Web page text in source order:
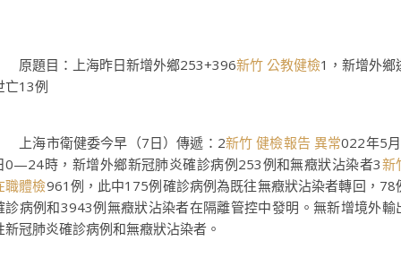
題目：上海昨日新增外鄉253+396新竹 公教健檢1，新增外鄉
亡13例
海市衛健委今早（7日）傳遞：2新竹 健檢報告 異常022年5
0—24時，新增外鄉新冠肺炎確診病例253例和無癥狀沾染者3新
職體檢961例，此中175例確診病例為既往無癥狀沾染者轉回，78
診病例和3943例無癥狀沾染者在隔離管控中發明。無新增境外輸
新冠肺炎確診病例和無癥狀沾染者。